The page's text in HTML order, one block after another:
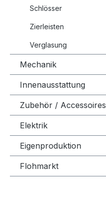
Schlösser
Zierleisten
Verglasung
Mechanik
Innenausstattung
Zubehör / Accessoires
Elektrik
Eigenproduktion
Flohmarkt